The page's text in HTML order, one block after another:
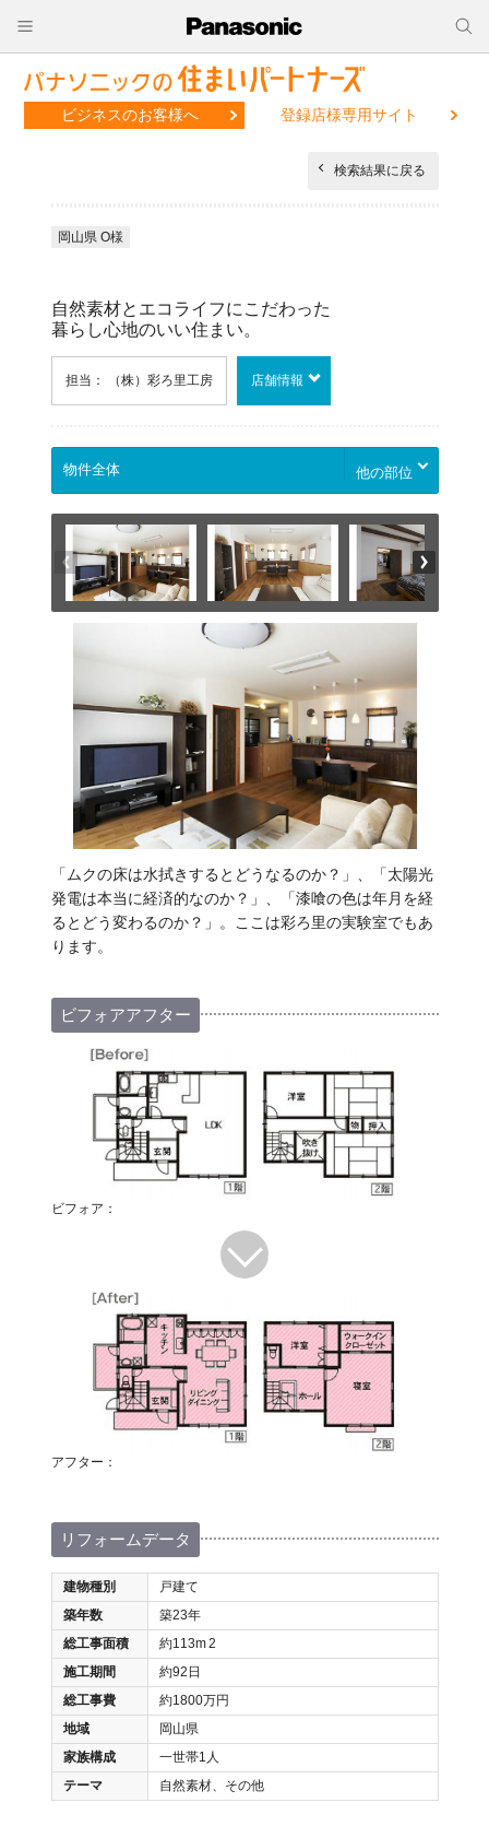
ビジネスのお客様へ 登録店様専用サイト
検索結果に戻る
岡山県 O様
自然素材とエコライフにこだわった
暮らし心地のいい住まい。
担当： （株）彩ろ里工房 店舗情報
他の部位
「ムクの床は水拭きするとどうなるのか？」、「太陽光
発電は本当に経済的なのか？」、「漆喰の色は年月を経
るとどう変わるのか？」。ここは彩ろ里の実験室でもあ
ります。
ビフォアアフター
ビフォア：
アフター：
リフォームデータ
建物種別
戸建て
築年数
築23年
総工事面積
約113m2
施工期間
約92日
総工事費
約1800万円
地域
岡山県
家族構成
一世帯1人
テーマ
自然素材、その他